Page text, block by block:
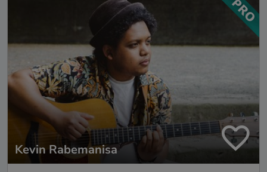
Kevin Rabemanisa